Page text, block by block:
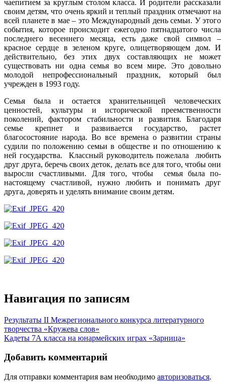
чаепитием за круглым столом класса. И родители рассказали
своим детям, что очень яркий и теплый праздник отмечают на
всей планете в мае – это Международный день семьи. У этого
события, которое происходит ежегодно пятнадцатого числа
последнего весеннего месяца, есть даже свой символ –
красное сердце в зеленом круге, олицетворяющем дом. И
действительно, без этих двух составляющих не может
существовать ни одна семья во всем мире. Это довольно
молодой непрофессиональный праздник, который был
учрежден в 1993 году.
Семья была и остается хранительницей человеческих
ценностей, культуры и исторической преемственности
поколений, фактором стабильности и развития. Благодаря
семье крепнет и развивается государство, растет
благосостояние народа. Во все времена о развитии страны
судили по положению семьи в обществе и по отношению к
ней государства. Классный руководитель пожелала любить
друг друга, беречь своих деток, делать все для того, чтобы они
выросли счастливыми. Для того, чтобы семья была по-
настоящему счастливой, нужно любить и понимать друг
друга, доверять и уделять внимание своим детям.
Навигация по записям
Результаты II Межрегионального конкурса литературного
творчества «Кружева слов»
Кадеты 7А класса на юнармейских играх «Зарница»
Добавить комментарий
Для отправки комментария вам необходимо авторизоваться.